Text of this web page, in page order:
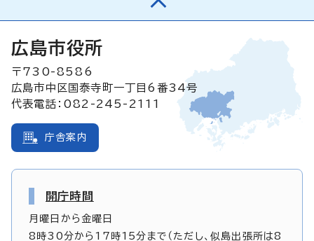
広島市役所
〒730-8586
広島市中区国泰寺町一丁目6番34号
代表電話：082-245-2111
庁舎案内
開庁時間
月曜日から金曜日
8時30分から17時15分まで（ただし、似島出張所は8